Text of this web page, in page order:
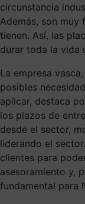
circunstancia
Además, son
tienen. Así, las
durar toda la vida
La empresa
posibles
aplicar, destaca
los plazos de
desde el sector,
liderando el
clientes para
asesoramiento y,
fundamental para